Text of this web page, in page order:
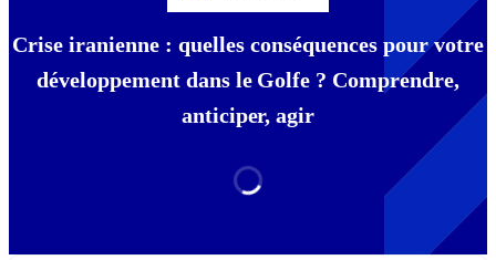
Crise iranienne : quelles conséquences pour votre
développement dans le Golfe ? Comprendre,
anticiper, agir